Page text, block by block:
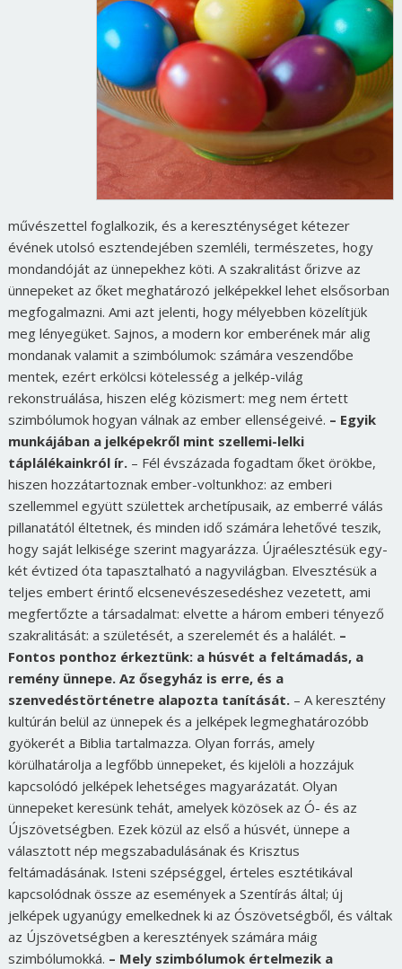
művészettel foglalkozik, és a kereszténységet kétezer
évének utolsó esztendejében szemléli, természetes, hogy
mondandóját az ünnepekhez köti. A szakralitást őrizve az
ünnepeket az őket meghatározó jelképekkel lehet elsősorban
megfogalmazni. Ami azt jelenti, hogy mélyebben közelítjük
meg lényegüket. Sajnos, a modern kor emberének már alig
mondanak valamit a szimbólumok: számára veszendőbe
mentek, ezért erkölcsi kötelesség a jelkép-világ
rekonstruálása, hiszen elég közismert: meg nem értett
szimbólumok hogyan válnak az ember ellenségeivé. – Egyik
munkájában a jelképekről mint szellemi-lelki
táplálékainkról ír.– Fél évszázada fogadtam őket örökbe,
hiszen hozzátartoznak ember-voltunkhoz: az emberi
szellemmel együtt születtek archetípusaik, az emberré válás
pillanatától éltetnek, és minden idő számára lehetővé teszik,
hogy saját lelkisége szerint magyarázza. Újraélesztésük egy-
két évtized óta tapasztalható a nagyvilágban. Elvesztésük a
teljes embert érintő elcsenevészesedéshez vezetett, ami
megfertőzte a társadalmat: elvette a három emberi tényező
szakralitását: a születését, a szerelemét és a halálét. –
Fontos ponthoz érkeztünk: a húsvét a feltámadás, a
remény ünnepe. Az ősegyház is erre, és a
szenvedéstörténetre alapozta tanítását.– A keresztény
kultúrán belül az ünnepek és a jelképek legmeghatározóbb
gyökerét a Biblia tartalmazza. Olyan forrás, amely
körülhatárolja a legfőbb ünnepeket, és kijelöli a hozzájuk
kapcsolódó jelképek lehetséges magyarázatát. Olyan
ünnepeket keresünk tehát, amelyek közösek az Ó- és az
Újszövetségben. Ezek közül az első a húsvét, ünnepe a
választott nép megszabadulásának és Krisztus
feltámadásának. Isteni szépséggel, érteles esztétikával
kapcsolódnak össze az események a Szentírás által; új
jelképek ugyanúgy emelkednek ki az Ószövetségből, és váltak
az Újszövetségben a keresztények számára máig
szimbólumokká. – Mely szimbólumok értelmezik a